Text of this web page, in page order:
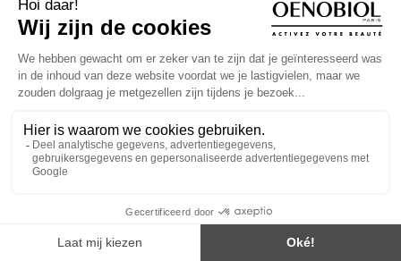
Voedingssupplement dat moet worden geconsumeerd als onderdeel van een gevarieerde,
evenwichtige voeding en een gezonde levensstijl. Aanbevolen dagelijkse dosis niet
overschrijden. Enkel voor volwassenen, buiten het bereik van kinderen houden.